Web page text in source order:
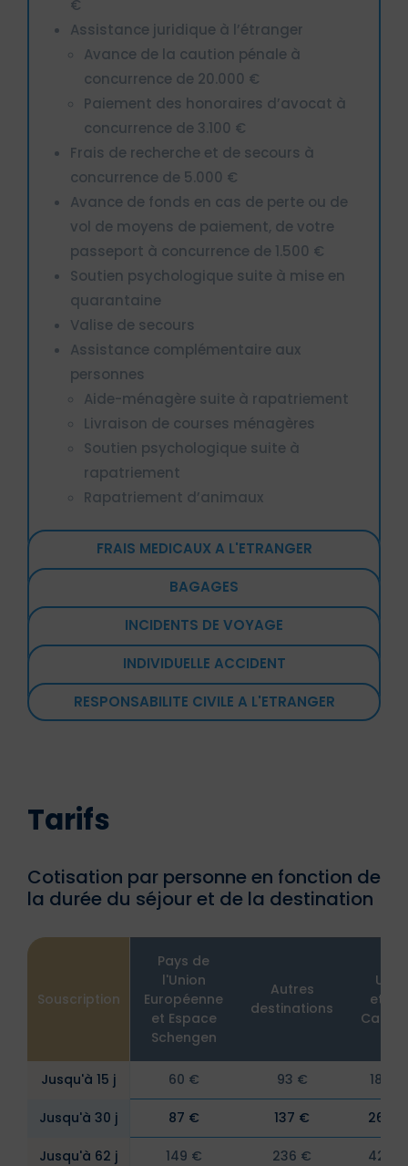
€
Assistance juridique à l’étranger
Avance de la caution pénale à
concurrence de 20.000 €
Paiement des honoraires d’avocat à
concurrence de 3.100 €
Frais de recherche et de secours à
concurrence de 5.000 €
Avance de fonds en cas de perte ou de
vol de moyens de paiement, de votre
passeport à concurrence de 1.500 €
Soutien psychologique suite à mise en
quarantaine
Valise de secours
Assistance complémentaire aux
personnes
Aide-ménagère suite à rapatriement
Livraison de courses ménagères
Soutien psychologique suite à
rapatriement
Rapatriement d’animaux
FRAIS MEDICAUX A L'ETRANGER
BAGAGES
INCIDENTS DE VOYAGE
INDIVIDUELLE ACCIDENT
RESPONSABILITE CIVILE A L'ETRANGER
Tarifs
Cotisation par personne en fonction de
la durée du séjour et de la destination
Souscription
Pays de
l'Union
Européenne
et Espace
Schengen
Autres
destinations
USA
et/ou
Jusqu'à 15 j 60 € 93 € 183 €
Jusqu'à 30 j 87 € 137 € 268 €
Jusqu'à 62 j 149 € 236 € 425 €